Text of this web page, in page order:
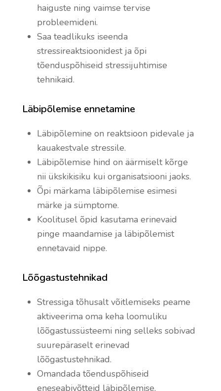
haiguste ning vaimse tervise
probleemideni.
Saa teadlikuks iseenda
stressireaktsioonidest ja õpi
tõenduspõhiseid stressijuhtimise
tehnikaid.
Läbipõlemise ennetamine
Läbipõlemine on reaktsioon pidevale ja
kauakestvale stressile.
Läbipõlemise hind on äärmiselt kõrge
nii ükskikisiku kui organisatsiooni jaoks.
Õpi märkama läbipõlemise esimesi
märke ja sümptome.
Koolitusel õpid kasutama erinevaid
pinge maandamise ja läbipõlemist
ennetavaid nippe.
Lõõgastustehnikad
Stressiga tõhusalt võitlemiseks peame
aktiveerima oma keha loomuliku
lõõgastussüsteemi ning selleks sobivad
suurepäraselt erinevad
lõõgastustehnikad.
Omandada tõenduspõhiseid
eneseabivõtteid läbipõlemise,